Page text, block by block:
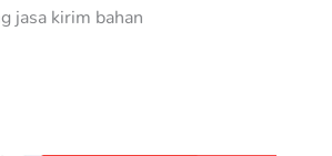
jasa kirim bahan